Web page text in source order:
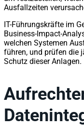
Ausfallzeiten
IT-Führungskräfte im
Business-Impact-
welchen Systemen
führen, und prüfen die
Schutz dieser Anlagen.